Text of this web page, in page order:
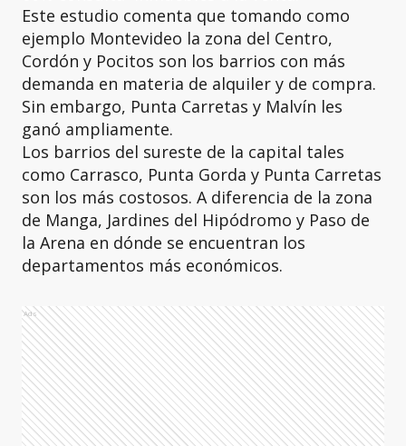
Este estudio comenta que tomando como
ejemplo Montevideo la zona del Centro,
Cordón y Pocitos son los barrios con más
demanda en materia de alquiler y de compra.
Sin embargo, Punta Carretas y Malvín les
ganó ampliamente.
Los barrios del sureste de la capital tales
como Carrasco, Punta Gorda y Punta Carretas
son los más costosos. A diferencia de la zona
de Manga, Jardines del Hipódromo y Paso de
la Arena en dónde se encuentran los
departamentos más económicos.
Ads